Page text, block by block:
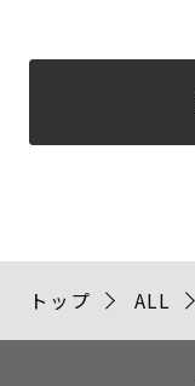
トップ ALL